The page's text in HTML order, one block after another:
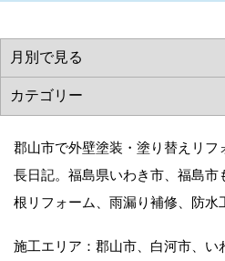
郡山市で外壁塗装・塗り替えリフ
長日記。福島県いわき市、福島市
根リフォーム、雨漏り補修、防水
施工エリア：郡山市、白河市、い